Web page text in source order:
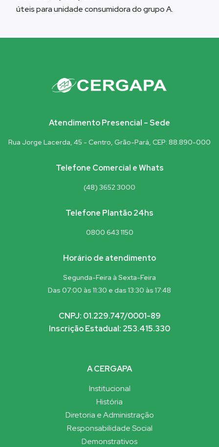
úteis para unidade consumidora do grupo A.
Atendimento Presencial – Sede
Rua Jorge Lacerda, 45 - Centro, Grão-Pará, CEP: 88.890-000
Telefone Comercial e Whats
(48) 3652 3000
Telefone Plantão 24hs
0800 643 1150
Horário de atendimento
Segunda-Feira à Sexta-Feira
Das 07:00 às 11:30 e das 13:30 às 17:48
CNPJ: 01.229.747/0001-89
Inscrição Estadual: 253.415.330
A CERGAPA
Institucional
História
Diretoria e Administração
Responsabilidade Social
Demonstrativos